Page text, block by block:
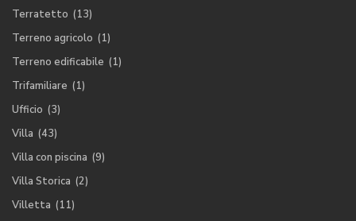
Terratetto (13)
Terreno agricolo (1)
Terreno edificabile (1)
Trifamiliare (1)
Ufficio (3)
Villa (43)
Villa con piscina (9)
Villa Storica (2)
Villetta (11)